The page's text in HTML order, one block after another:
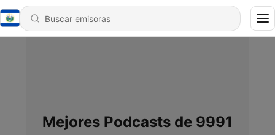
Mejores Podcasts de 9991